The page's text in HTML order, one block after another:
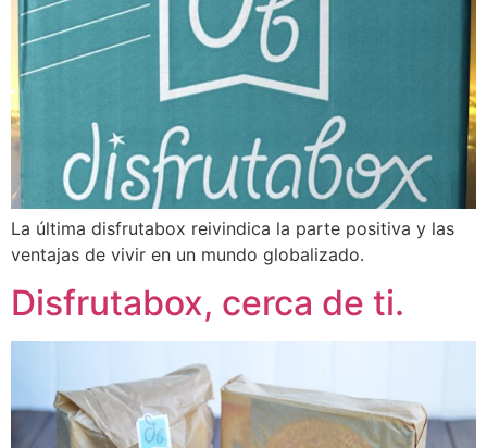
La última disfrutabox reivindica la parte positiva y las
ventajas de vivir en un mundo globalizado.
Disfrutabox, cerca de ti.